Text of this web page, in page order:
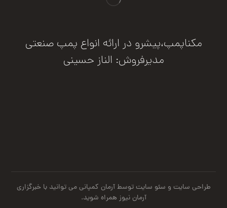
مکناپمپ،پیشرو در ارائه انواع پمپ صنعتی
مدیرفروش: الناز حسینی
طراحی سایت و سئو سایتتوسط آرمان کمپانی می توانید باخبرگزاری
آرمان نیوز همراه شوید.